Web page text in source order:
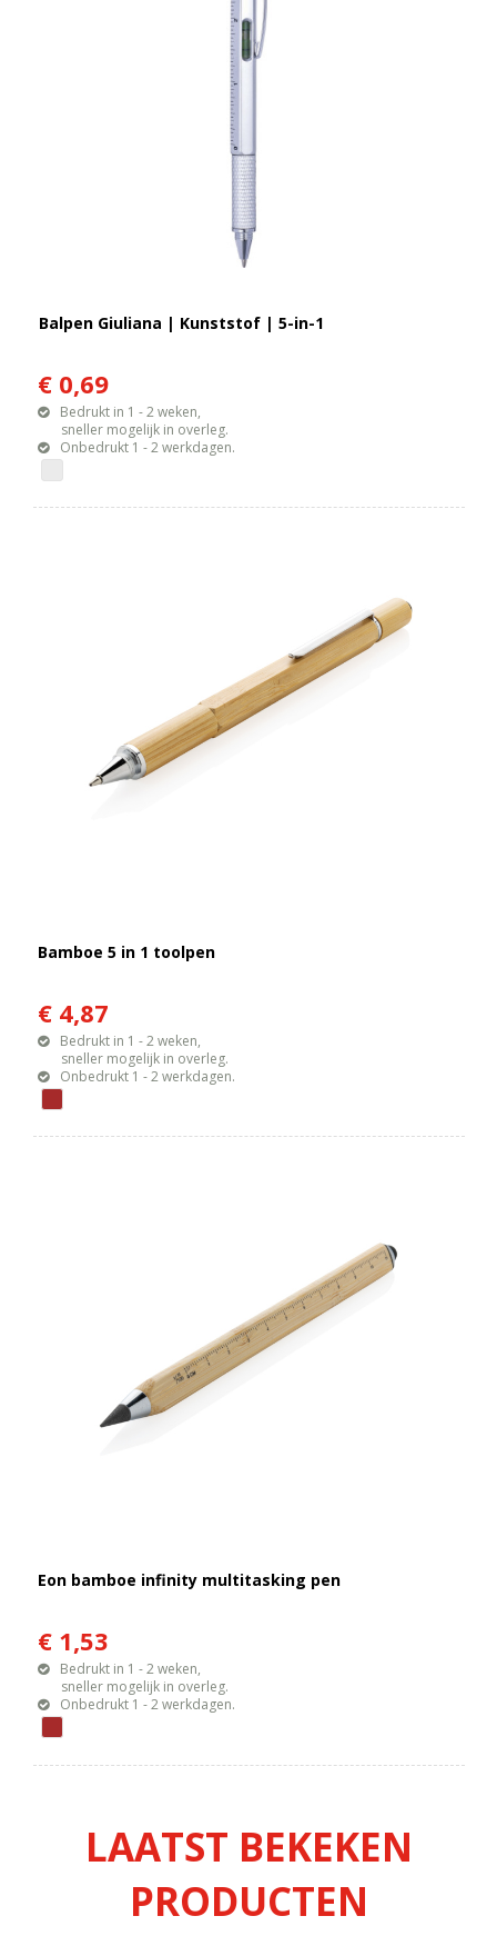
Balpen Giuliana | Kunststof | 5-in-1
€ 0,69
Bedrukt in 1 - 2 weken,
sneller mogelijk in overleg.
Onbedrukt 1 - 2 werkdagen.
Bamboe 5 in 1 toolpen
€ 4,87
Bedrukt in 1 - 2 weken,
sneller mogelijk in overleg.
Onbedrukt 1 - 2 werkdagen.
Eon bamboe infinity multitasking pen
€ 1,53
Bedrukt in 1 - 2 weken,
sneller mogelijk in overleg.
Onbedrukt 1 - 2 werkdagen.
LAATST BEKEKEN
PRODUCTEN